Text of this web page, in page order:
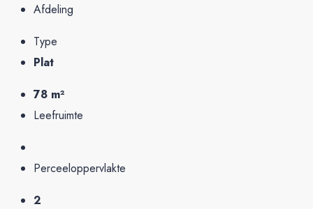
Afdeling
Type
Plat
78 m²
Leefruimte
Perceeloppervlakte
2